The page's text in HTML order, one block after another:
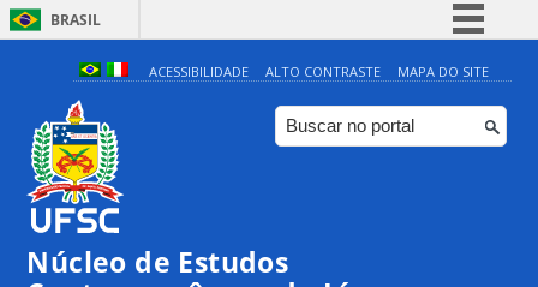
BRASIL
Simplifique!
Comunica BR
Participe
ACESSIBILIDADE ALTO CONTRASTE MAPA DO SITE
Núcleo de Estudos